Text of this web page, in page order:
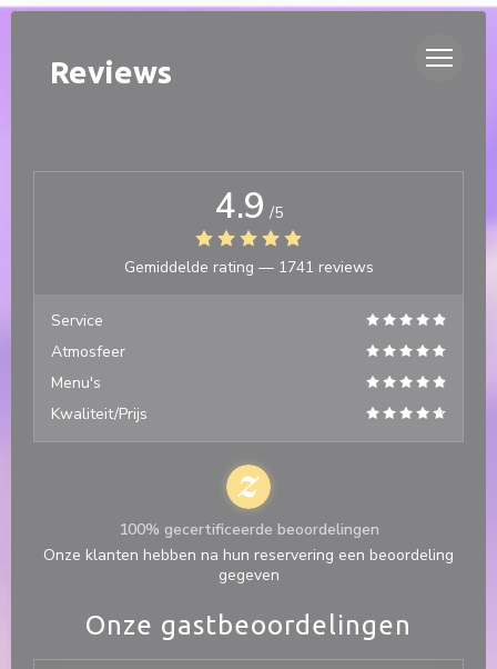
Cookies beheer paneel
DUETTO
Reviews
Onze gastbeoordelingen
4.9 /5
Gemiddelde rating — 1741 reviews
Service
Atmosfeer
Menu's
Kwaliteit/Prijs
100% gecertificeerde beoordelingen
Onze klanten hebben na hun reservering een beoordeling
gegeven